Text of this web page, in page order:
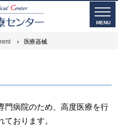
MENU
› 医療器械
門病院のため、高度医療を行
ております。